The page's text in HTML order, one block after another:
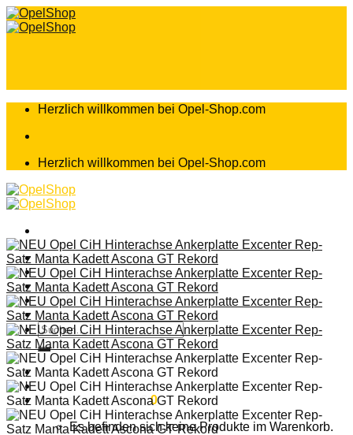
Zum
Inhalt
Herzlich willkommen bei Opel-Shop.com
Herzlich willkommen bei Opel-Shop.com
Home
Shop
Teileanfrage
Teileliste
Suchen
nach:
Anmelden
Warenkorb /0,00€ 0
Es befinden sich keine Produkte im Warenkorb.